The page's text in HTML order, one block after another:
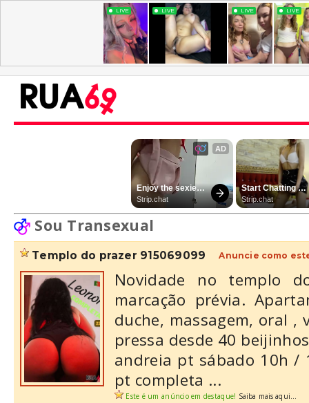
Sou Transexual
templo do prazer 915069099 Anuncie como
Novidade no templo
marcação prévia.
duche, massagem, oral ,
pressa desde 40
andreia pt sábado 10h /
pt completa ...
Este é um anúncio em destaque! Saiba mais aqui...